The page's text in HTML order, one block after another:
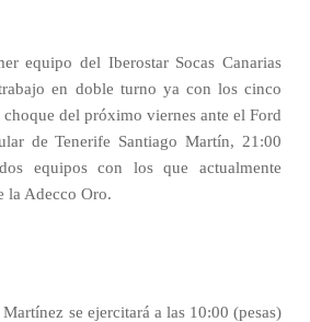
equipo del Iberostar Socas Canarias
en doble turno ya con los cinco
choque del próximo viernes ante el Ford
de Tenerife Santiago Martín, 21:00
equipos con los que actualmente
la Adecco Oro.
se ejercitará a las 10:00 (pesas)